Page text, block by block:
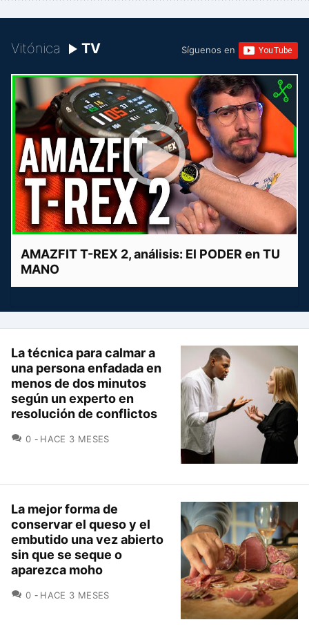
Vitónica TV Síguenos en
AMAZFIT T-REX 2, análisis: El PODER en TU
MANO
La técnica para calmar a
una persona enfadada en
menos de dos minutos
según un experto en
resolución de conflictos
0 COMENTARIOS
HACE 3 MESES
La mejor forma de
conservar el queso y el
embutido una vez abierto
sin que se seque o
aparezca moho
0 COMENTARIOS
HACE 3 MESES